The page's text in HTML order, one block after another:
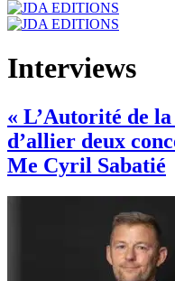
Interviews
« L’Autorité de
d’allier deux
Me Cyril Sabatié